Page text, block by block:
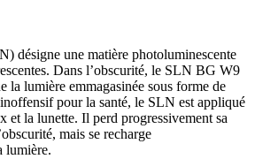
désigne une matière photoluminescente
Dans l’obscurité, le SLN BG W9
la lumière emmagasinée sous forme de
pour la santé, le SLN est appliqué
et la lunette. Il perd progressivement sa
mais se recharge
lumière.